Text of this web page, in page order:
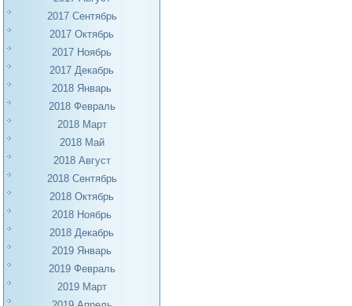
2017 Сентябрь
2017 Октябрь
2017 Ноябрь
2017 Декабрь
2018 Январь
2018 Февраль
2018 Март
2018 Май
2018 Август
2018 Сентябрь
2018 Октябрь
2018 Ноябрь
2018 Декабрь
2019 Январь
2019 Февраль
2019 Март